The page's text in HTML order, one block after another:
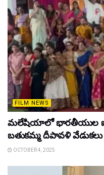
FILM NEWS
మలేషియాలో భారతీయుల
బతుకమ్మ దీపావళి వేడుకలు
OCTOBER 4, 2025